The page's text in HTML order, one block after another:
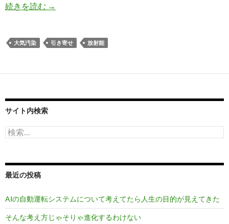
続きを読む 誰でも念力で引き寄せている
→
大気汚染 引き寄せ 放射能
サイト内検索
検
索:
最近の投稿
AIの自動運転システムについて考えてたら人生の目的が見えてきた
そんな考え方じゃそりゃ進化するわけない